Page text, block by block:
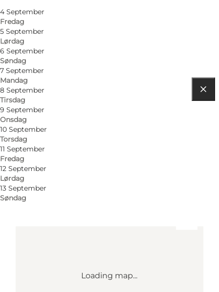
4 September
Fredag
5 September
Lørdag
6 September
Søndag
7 September
Mandag
8 September
Tirsdag
9 September
Onsdag
10 September
Torsdag
11 September
Fredag
12 September
Lørdag
13 September
Søndag
Loading map...